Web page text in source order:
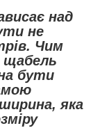
над
не
Чим
щабель
бути
яка